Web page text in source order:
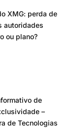
XMG: perda de
autoridades
ou plano?
de
–
de Tecnologias